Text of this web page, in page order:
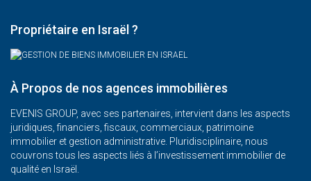
Propriétaire en Israël ?
À Propos de nos agences immobilières
EVENIS GROUP, avec ses partenaires, intervient dans les aspects
juridiques, financiers, fiscaux, commerciaux, patrimoine
immobilier et gestion administrative. Pluridisciplinaire, nous
couvrons tous les aspects liés à l’investissement immobilier de
qualité en Israël.